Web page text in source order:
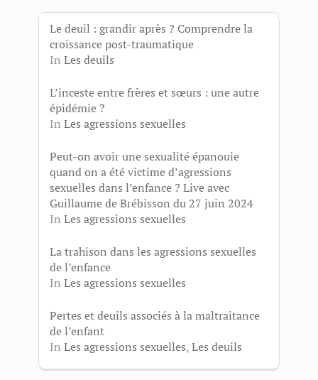
Le deuil : grandir après ? Comprendre la
croissance post-traumatique
In Les deuils
L’inceste entre frères et sœurs : une autre
épidémie ?
In Les agressions sexuelles
Peut-on avoir une sexualité épanouie
quand on a été victime d’agressions
sexuelles dans l’enfance ? Live avec
Guillaume de Brébisson du 27 juin 2024
In Les agressions sexuelles
La trahison dans les agressions sexuelles
de l’enfance
In Les agressions sexuelles
Pertes et deuils associés à la maltraitance
de l’enfant
In Les agressions sexuelles,Les deuils